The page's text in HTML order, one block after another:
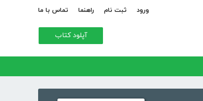
ورود ثبت نام راهنما تماس با ما
آپلود کتاب